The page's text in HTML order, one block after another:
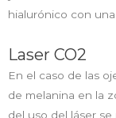
hialurónico con
Laser CO2
En el caso de las
de melanina en la
del uso del láser se